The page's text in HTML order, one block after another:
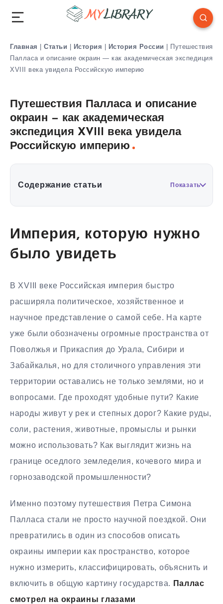
Главная | Статьи | История | История России | Путешествия
Палласа и описание окраин — как академическая экспедиция
XVIII века увидела Российскую империю
Путешествия Палласа и описание
окраин — как академическая
экспедиция XVIII века увидела
Российскую империю
Содержание статьи Показать
Империя, которую нужно
было увидеть
В XVIII веке Российская империя быстро
расширяла политическое, хозяйственное и
научное представление о самой себе. На карте
уже были обозначены огромные пространства от
Поволжья и Прикаспия до Урала, Сибири и
Забайкалья, но для столичного управления эти
территории оставались не только землями, но и
вопросами. Где проходят удобные пути? Какие
народы живут у рек и степных дорог? Какие руды,
соли, растения, животные, промыслы и рынки
можно использовать? Как выглядит жизнь на
границе оседлого земледелия, кочевого мира и
горнозаводской промышленности?
Именно поэтому путешествия Петра Симона
Палласа стали не просто научной поездкой. Они
превратились в один из способов описать
окраины империи как пространство, которое
нужно измерить, классифицировать, объяснить и
включить в общую картину государства. Паллас
смотрел на окраины глазами